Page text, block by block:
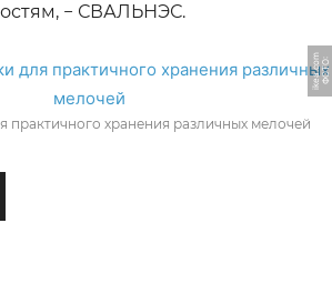
− СВАЛЬНЭС.
Ф
О
Т
О:
i
k
e
a.
c
o
m
практичного хранения различных мелочей